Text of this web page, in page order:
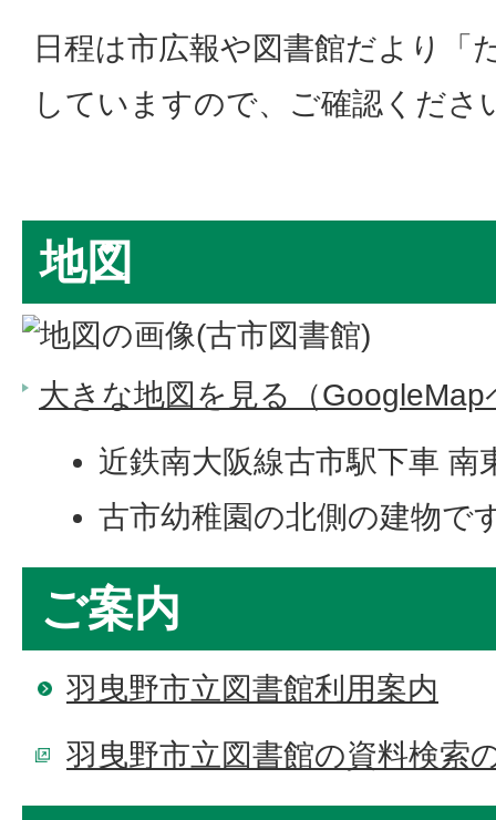
日程は市広報や図書館だより「
していますので、ご確認くださ
地図
大きな地図を見る（GoogleMap
近鉄南大阪線古市駅下車 南
古市幼稚園の北側の建物で
ご案内
羽曳野市立図書館利用案内
羽曳野市立図書館の資料検索